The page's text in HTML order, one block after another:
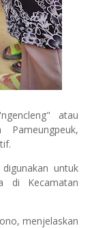
atau
untuk
di Kecamatan
menjelaskan